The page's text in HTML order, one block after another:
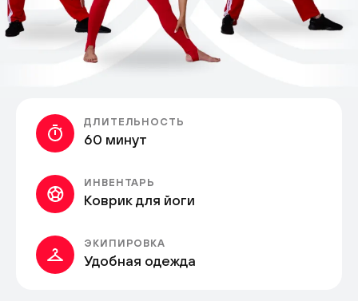
ДЛИТЕЛЬНОСТЬ
60 минут
ИНВЕНТАРЬ
Коврик для йоги
ЭКИПИРОВКА
Удобная одежда